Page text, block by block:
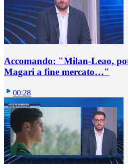
Accomando: "Milan-Leao,
Magari a fine mercato…"
00:28